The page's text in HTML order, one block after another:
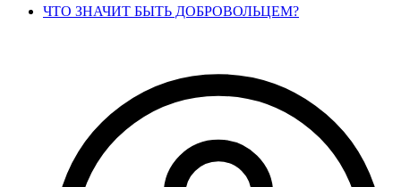
ЧТО ЗНАЧИТ БЫТЬ ДОБРОВОЛЬЦЕМ?